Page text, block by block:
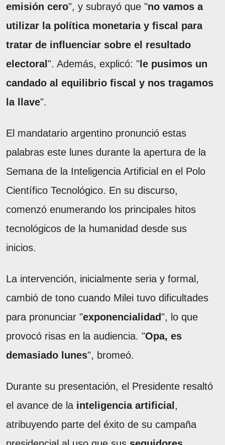
emisión cero", y subrayó que "no vamos a
utilizar la política monetaria y fiscal para
tratar de influenciar sobre el resultado
electoral ". Además, explicó: " le pusimos un
candado al equilibrio fiscal y nos tragamos
la llave".
El mandatario argentino pronunció estas
palabras este lunes durante la apertura de la
Semana de la Inteligencia Artificial en el Polo
Científico Tecnológico. En su discurso,
comenzó enumerando los principales hitos
tecnológicos de la humanidad desde sus
inicios.
La intervención, inicialmente seria y formal,
cambió de tono cuando Milei tuvo dificultades
para pronunciar "exponencialidad", lo que
provocó risas en la audiencia. "Opa, es
demasiado lunes", bromeó.
Durante su presentación, el Presidente resaltó
el avance de la inteligencia artificial ,
atribuyendo parte del éxito de su campaña